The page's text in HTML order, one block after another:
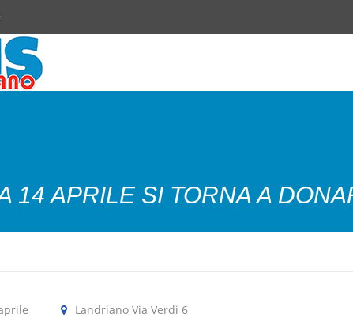
14 APRILE SI TORNA A
Landriano Via Verdi 6